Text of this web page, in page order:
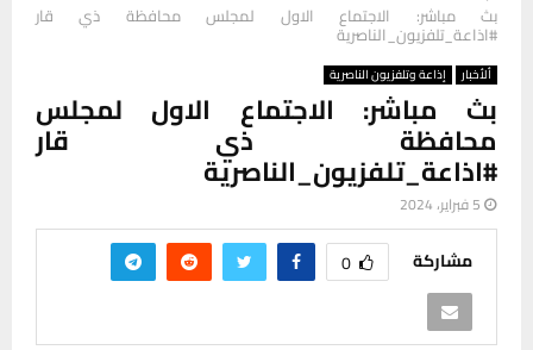
بث مباشر: الاجتماع الاول لمجلس محافظة ذي قار
#اذاعة_تلفزيون_الناصرية
ألأخبار إذاعة وتلفزيون الناصرية
بث مباشر: الاجتماع الاول لمجلس
محافظة ذي قار
#اذاعة_تلفزيون_الناصرية
5 فبراير، 2024
مشاركة 0